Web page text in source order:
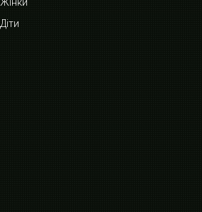
Діти